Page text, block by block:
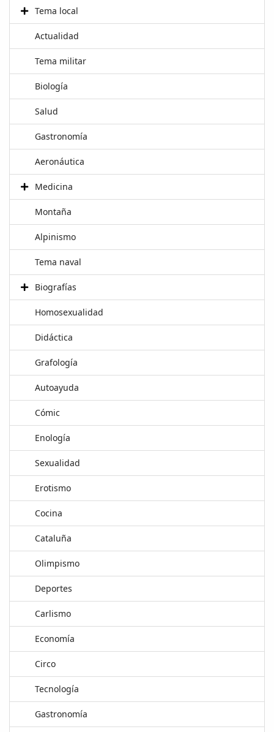
Tema local
Actualidad
Tema militar
Biología
Salud
Gastronomía
Aeronáutica
Medicina
Montaña
Alpinismo
Tema naval
Biografías
Homosexualidad
Didáctica
Grafología
Autoayuda
Cómic
Enología
Sexualidad
Erotismo
Cocina
Cataluña
Olimpismo
Deportes
Carlismo
Economía
Circo
Tecnología
Gastronomía